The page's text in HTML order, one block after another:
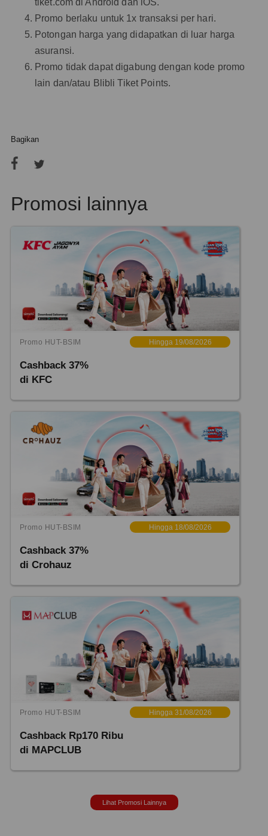
tiket.com di Android dan iOS.
Promo berlaku untuk 1x transaksi per hari.
Potongan harga yang didapatkan di luar harga
asuransi.
Promo tidak dapat digabung dengan kode promo
lain dan/atau Blibli Tiket Points.
Bagikan
Promosi lainnya
Promo HUT-BSIM Hingga 19/08/2026
Cashback 37%
di KFC
Promo HUT-BSIM Hingga 18/08/2026
Cashback 37%
di Crohauz
Promo HUT-BSIM Hingga 31/08/2026
Cashback Rp170 Ribu
di MAPCLUB
Lihat Promosi Lainnya